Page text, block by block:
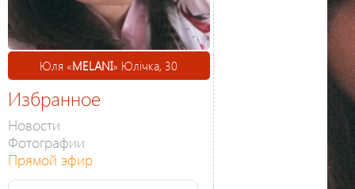
Юля «MELANI» Юлічка, 30
Избранное
Новости
Фотографии
Прямой эфир